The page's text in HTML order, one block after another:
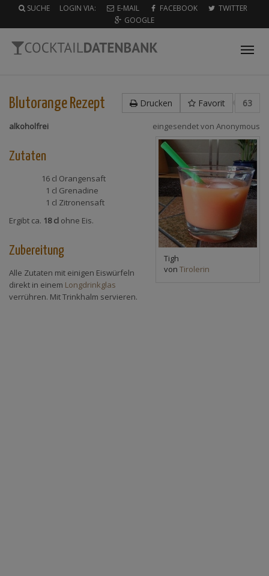
SUCHE LOGIN VIA: E-MAIL FACEBOOK
TWITTER
GOOGLE
Drucken Favorit 63
Blutorange Rezept
eingesendet von Anonymous
Tigh
von Tirolerin
alkoholfrei
Zutaten
16 cl Orangensaft
1 cl Grenadine
1 cl Zitronensaft
Ergibt ca. 18 cl ohne Eis.
Zubereitung
Alle Zutaten mit einigen Eiswürfeln
direkt in einem Longdrinkglas
verrühren. Mit Trinkhalm servieren.